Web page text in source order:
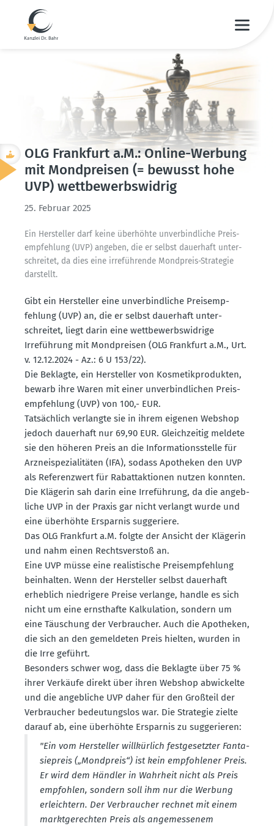
OLG Frankfurt a.M.: Online-Werbung
mit Mondpreisen (= bewusst hohe
UVP) wettbe­werbs­widrig
25. Februar 2025
Ein Hersteller darf keine überhöhte unver­bind­liche Preis­
emp­fehlung (UVP) angeben, die er selbst dauerhaft unter­
schreitet, da dies eine irrefüh­rende Mondpreis-Strategie
darstellt.
Gibt ein Hersteller eine unver­bind­liche Preis­emp­
fehlung (UVP) an, die er selbst dauerhaft unter­
schreitet, liegt darin eine wettbe­werbs­widrige
Irreführung mit Mondpreisen (OLG Frankfurt a.M., Urt.
v. 12.12.2024 - Az.: 6 U 153/22).
Die Beklagte, ein Hersteller von Kosme­tik­pro­dukten,
bewarb ihre Waren mit einer unver­bind­lichen Preis­
emp­fehlung (UVP) von 100,- EUR.
Tatsächlich verlangte sie in ihrem eigenen Webshop
jedoch dauerhaft nur 69,90 EUR. Gleich­zeitig meldete
sie den höheren Preis an die Infor­ma­ti­ons­stelle für
Arznei­spe­zia­li­täten (IFA), sodass Apotheken den UVP
als Referenzwert für Rabatt­ak­tionen nutzen konnten.
Die Klägerin sah darin eine Irreführung, da die angeb­
liche UVP in der Praxis gar nicht verlangt wurde und
eine überhöhte Ersparnis sugge­riere.
Das OLG Frankfurt a.M. folgte der Ansicht der Klägerin
und nahm einen Rechts­verstoß an.
Eine UVP müsse eine realis­tische Preis­emp­fehlung
beinhalten. Wenn der Hersteller selbst dauerhaft
erheblich niedrigere Preise verlange, handle es sich
nicht um eine ernst­hafte Kalku­lation, sondern um
eine Täuschung der Verbraucher. Auch die Apotheken,
die sich an den gemel­deten Preis hielten, wurden in
die Irre geführt.
Besonders schwer wog, dass die Beklagte über 75 %
ihrer Verkäufe direkt über ihren Webshop abwickelte
und die angeb­liche UVP daher für den Großteil der
Verbraucher bedeu­tungslos war. Die Strategie zielte
darauf ab, eine überhöhte Ersparnis zu sugge­rieren:
"Ein vom Hersteller willkürlich festge­setzter Fanta­
sie­preis („Mondpreis“) ist kein empfoh­lener Preis.
Er wird dem Händler in Wahrheit nicht als Preis
empfohlen, sondern soll ihm nur die Werbung
erleichtern. Der Verbraucher rechnet mit einem
markt­ge­rechten Preis als angemes­senem